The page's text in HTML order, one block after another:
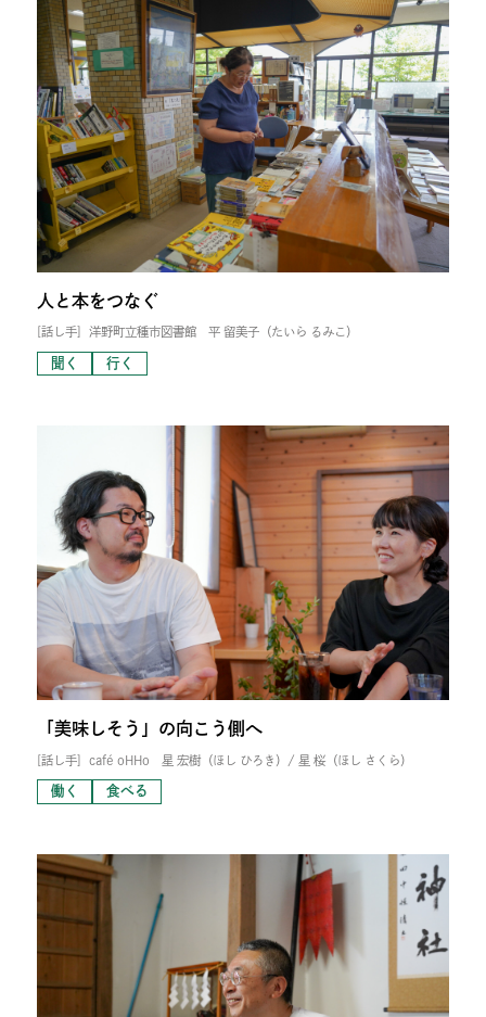
人と本をつなぐ
[話し手] 洋野町立種市図書館 平 留美子（たいら るみこ）
聞く 行く
「美味しそう」の向こう側へ
[話し手] café oHHo 星 宏樹（ほし ひろき）/ 星 桜（ほし さくら）
働く 食べる